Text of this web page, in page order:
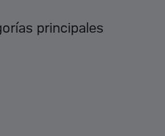
principales